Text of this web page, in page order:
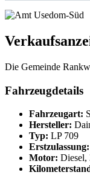
Die Gemeinde
Fahrzeugdetails
Fahrzeugart:
Hersteller:
Typ: LP 709
Erstzulassung:
Motor: Diesel,